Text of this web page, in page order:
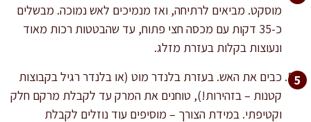
מוסקט. מביאים לרתיחה, ואז מנמיכים לאש נמוכה. מבשלים
כ-35 דקות עם מכסה חצי פתוח, עד שהבטטות רכות מאוד
ונעוצות בקלות בעזרת מזלג.
כבים את האש. בעזרת בלנדר מוט (או בלנדר רגיל בקבוצות
קטנות – בזהירות!), טוחנים את המרק עד לקבלת מרקם חלק
וקטיפתי. במידת הצורך – מוסיפים עוד נוזלים לקבלת